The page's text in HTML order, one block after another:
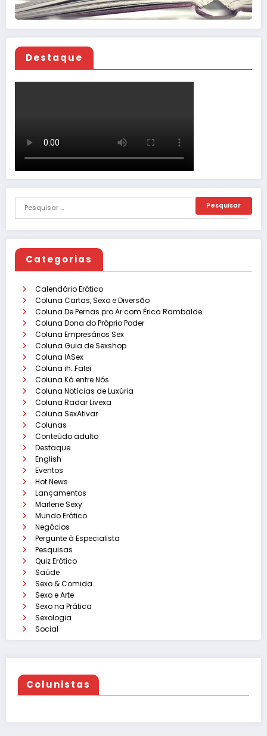
Destaque
Categorias
Calendário Erótico
Coluna Cartas, Sexo e Diversão
Coluna De Pernas pro Ar com Érica Rambalde
Coluna Dona do Próprio Poder
Coluna Empresários Sex
Coluna Guia de Sexshop
Coluna IASex
Coluna ih…Falei
Coluna Ká entre Nós
Coluna Notícias de Luxúria
Coluna Radar Livexa
Coluna SexAtivar
Colunas
Conteúdo adulto
Destaque
English
Eventos
Hot News
Lançamentos
Marlene Sexy
Mundo Erótico
Negócios
Pergunte à Especialista
Pesquisas
Quiz Erótico
Saúde
Sexo & Comida
Sexo e Arte
Sexo na Prática
Sexologia
Social
Colunistas